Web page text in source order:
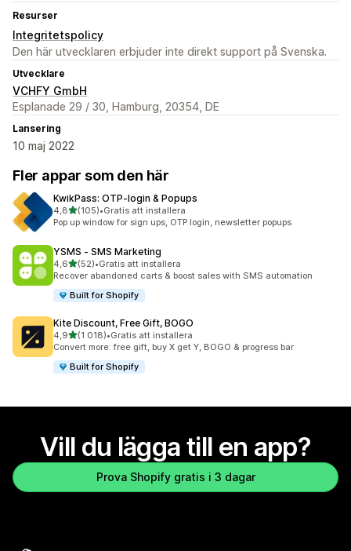
Resurser
Integritetspolicy
Den här utvecklaren erbjuder inte direkt support på Svenska.
Utvecklare
VCHFY GmbH
Esplanade 29 / 30, Hamburg, 20354, DE
Lansering
10 maj 2022
Fler appar som den här
KwikPass: OTP‑login & Popups
4,8av 5 stjärnor
(105)
105 recensioner totalt
•Gratis att installera
Pop up window for sign ups, OTP login, newsletter popups
YSMS ‑ SMS Marketing
4,6av 5 stjärnor
(52)
52 recensioner totalt
•Gratis att installera
Recover abandoned carts & boost sales with SMS automation
Built for Shopify
Kite Discount, Free Gift, BOGO
4,9av 5 stjärnor
(1 018)
1018 recensioner totalt
•Gratis att installera
Convert more: free gift, buy X get Y, BOGO & progress bar
Built for Shopify
Vill du lägga till en app?
Prova Shopify gratis i 3 dagar